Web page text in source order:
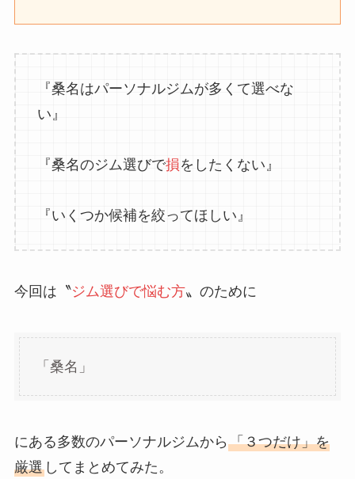
『桑名はパーソナルジムが多くて選べな
い』
『桑名のジム選びで損をしたくない』
『いくつか候補を絞ってほしい』
今回は〝ジム選びで悩む方〟のために
「桑名」
にある多数のパーソナルジムから 「３つだけ」を
厳選してまとめてみた。